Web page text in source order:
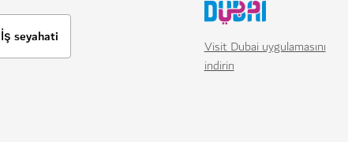
İş seyahati
Visit Dubai uygulamasını
indirin